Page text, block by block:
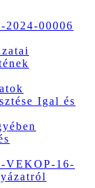
2024-00006
Igal és
VEKOP-16-